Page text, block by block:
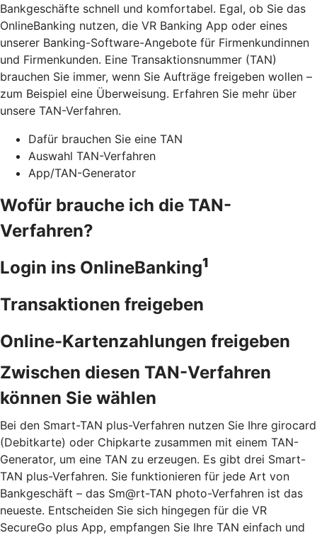
Bankgeschäfte schnell und komfortabel. Egal, ob Sie das
OnlineBanking nutzen, die VR Banking App oder eines
unserer Banking-Software-Angebote für Firmenkundinnen
und Firmenkunden. Eine Transaktionsnummer (TAN)
brauchen Sie immer, wenn Sie Aufträge freigeben wollen –
zum Beispiel eine Überweisung. Erfahren Sie mehr über
unsere TAN-Verfahren.
Dafür brauchen Sie eine TAN
Auswahl TAN-Verfahren
App/TAN-Generator
Wofür brauche ich die TAN-
Verfahren?
Login ins OnlineBanking1
Transaktionen freigeben
Online-Kartenzahlungen freigeben
Zwischen diesen TAN-Verfahren
können Sie wählen
Bei den Smart-TAN plus-Verfahren nutzen Sie Ihre girocard
(Debitkarte) oder Chipkarte zusammen mit einem TAN-
Generator, um eine TAN zu erzeugen. Es gibt drei Smart-
TAN plus-Verfahren. Sie funktionieren für jede Art von
Bankgeschäft – das Sm@rt-TAN photo-Verfahren ist das
neueste. Entscheiden Sie sich hingegen für die VR
SecureGo plus App, empfangen Sie Ihre TAN einfach und